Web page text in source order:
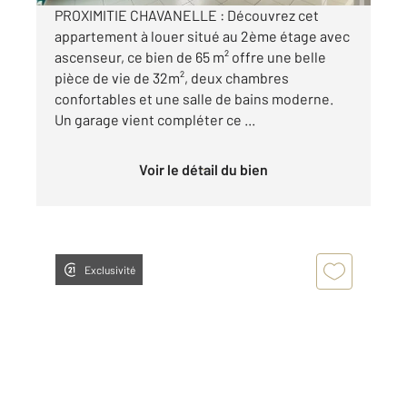
PROXIMITIE CHAVANELLE : Découvrez cet
appartement à louer situé au 2ème étage avec
ascenseur, ce bien de 65 m² offre une belle
pièce de vie de 32m², deux chambres
confortables et une salle de bains moderne.
Un garage vient compléter ce ...
Voir le détail du bien
Exclusivité